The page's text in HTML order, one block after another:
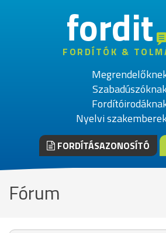
fordit
FORDÍTÓK &
Nyelvi
FORDÍTÁSAZONOSÍTÓ
Fórum